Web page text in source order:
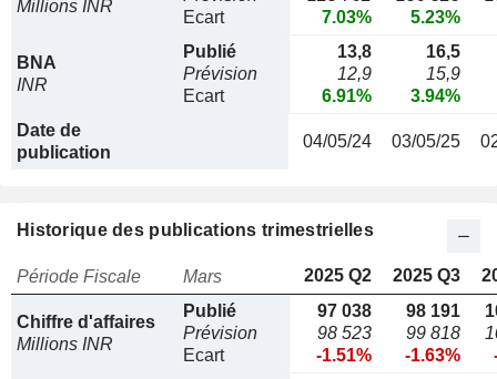
Millions INR
Ecart
7.03%
5.23%
BNA
INR
Publié
Prévision
Ecart
13,8
12,9
6.91%
16,5
15,9
3.94%
Date de
publication
04/05/24 03/05/25
Historique des publications trimestrielles
Période Fiscale Mars 2025 Q2 2025 Q3
Chiffre d'affaires
Millions INR
Publié
Prévision
Ecart
97 038
98 523
-1.51%
98 191
99 818
-1.63%